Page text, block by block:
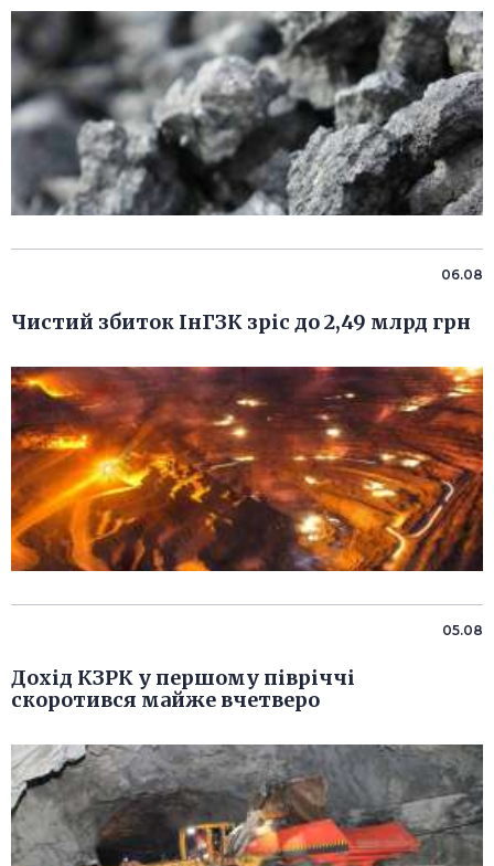
06.08
Чистий збиток ІнГЗК зріс до 2,49 млрд грн
05.08
Дохід КЗРК у першому півріччі
скоротився майже вчетверо